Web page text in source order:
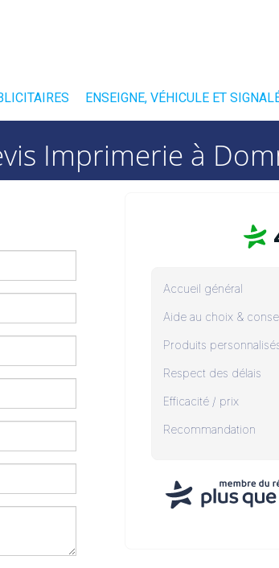
ENSEIGNE, VÉHICULE ET
Imprimerie à
Accueil général
Aide au choix &
Produits
Respect des délais
Efficacité / prix
Recommandation